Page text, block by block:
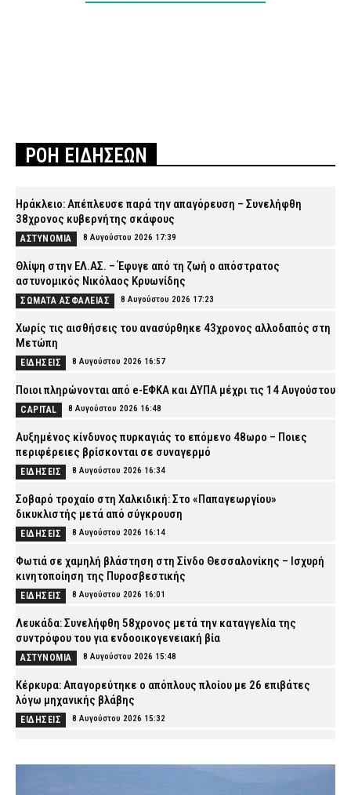
ΡΟΗ ΕΙΔΗΣΕΩΝ
Ηράκλειο: Απέπλευσε παρά την απαγόρευση – Συνελήφθη
38χρονος κυβερνήτης σκάφους
ΑΣΤΥΝΟΜΙΑ 8 Αυγούστου 2026 17:39
Θλίψη στην ΕΛ.ΑΣ. – Έφυγε από τη ζωή ο απόστρατος
αστυνομικός Νικόλαος Κρυωνίδης
ΣΩΜΑΤΑ ΑΣΦΑΛΕΙΑΣ 8 Αυγούστου 2026 17:23
Χωρίς τις αισθήσεις του ανασύρθηκε 43χρονος αλλοδαπός στη
Μετώπη
ΕΙΔΗΣΕΙΣ 8 Αυγούστου 2026 16:57
Ποιοι πληρώνονται από e-ΕΦΚΑ και ΔΥΠΑ μέχρι τις 14 Αυγούστου
CAPITAL 8 Αυγούστου 2026 16:48
Αυξημένος κίνδυνος πυρκαγιάς το επόμενο 48ωρο – Ποιες
περιφέρειες βρίσκονται σε συναγερμό
ΕΙΔΗΣΕΙΣ 8 Αυγούστου 2026 16:34
Σοβαρό τροχαίο στη Χαλκιδική: Στο «Παπαγεωργίου»
δικυκλιστής μετά από σύγκρουση
ΕΙΔΗΣΕΙΣ 8 Αυγούστου 2026 16:14
Φωτιά σε χαμηλή βλάστηση στη Σίνδο Θεσσαλονίκης – Ισχυρή
κινητοποίηση της Πυροσβεστικής
ΕΙΔΗΣΕΙΣ 8 Αυγούστου 2026 16:01
Λευκάδα: Συνελήφθη 58χρονος μετά την καταγγελία της
συντρόφου του για ενδοοικογενειακή βία
ΑΣΤΥΝΟΜΙΑ 8 Αυγούστου 2026 15:48
Κέρκυρα: Απαγορεύτηκε ο απόπλους πλοίου με 26 επιβάτες
λόγω μηχανικής βλάβης
ΕΙΔΗΣΕΙΣ 8 Αυγούστου 2026 15:32
πτώση ο θάνατός της